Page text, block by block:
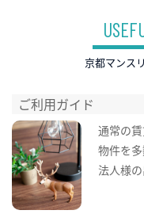
京都マンス
ご利用ガイド
通常の
物件を多
法人様